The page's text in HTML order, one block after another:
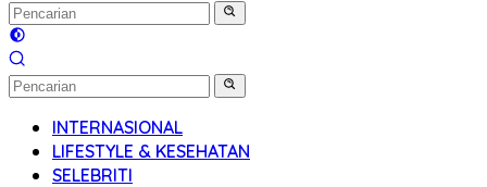
INTERNASIONAL
LIFESTYLE & KESEHATAN
SELEBRITI